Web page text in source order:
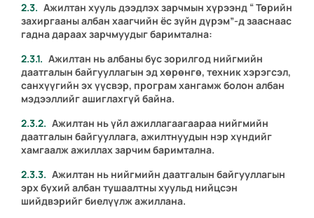
Ажилтан хууль дээдлэх зарчмын хүрээнд “ Төрийн
захиргааны албан хаагчийн ёс зүйн дүрэм”-д зааснаас
гадна дараах зарчмуудыг баримтална:
Ажилтан нь албаны бус зорилгод нийгмийн
даатгалын байгууллагын эд хөрөнгө, техник хэрэгсэл,
санхүүгийн эх үүсвэр, програм хангамж болон албан
мэдээллийг ашиглахгүй байна.
Ажилтан нь үйл ажиллагаагаараа нийгмийн
даатгалын байгууллага, ажилтнуудын нэр хүндийг
хамгаалж ажиллах зарчим баримтална.
Ажилтан нь нийгмийн даатгалын байгууллагын
эрх бүхий албан тушаалтны хуульд нийцсэн
шийдвэрийг биелүүлж ажиллана.